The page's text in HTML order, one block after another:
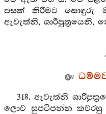
පසක් කිරීමට සොඳුරු
ඇවැත්නි, ශාරීපුත්‍රයෙනි,
318. ඇවැත්නි
ලොව සුපටිපන්න කවරහු